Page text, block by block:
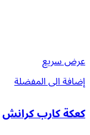
عرض سريع
إضافة الى المفضلة
كعكة كارب كرانش